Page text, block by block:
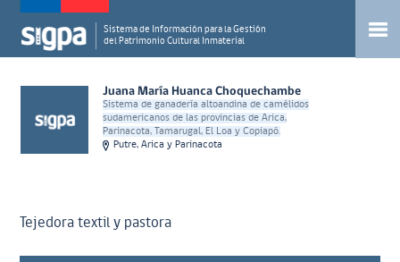
Sistema de Información para la Gestión
del Patrimonio Cultural Inmaterial
Juana María Huanca Choquechambe
Sistema de ganadería altoandina de camélidos
sudamericanos de las provincias de Arica,
Parinacota, Tamarugal, El Loa y Copiapó.
Putre, Arica y Parinacota
Tejedora textil y pastora